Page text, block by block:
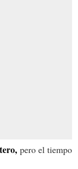
pero el tiempo